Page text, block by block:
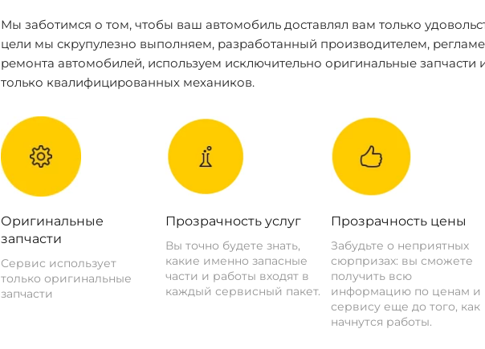
Мы заботимся о том, чтобы ваш автомобиль доставлял вам только
цели мы скрупулезно выполняем, разработанный производителем,
ремонта автомобилей, используем исключительно оригинальные запчасти
только квалифицированных механиков.
Оригинальные
запчасти
Сервис использует
только оригинальные
запчасти
Прозрачность услуг
Вы точно будете знать,
какие именно запасные
части и работы входят в
каждый сервисный пакет.
Прозрачность цены
Забудьте о неприятных
сюрпризах: вы сможете
получить всю
информацию по ценам и
сервису еще до того, как
начнутся работы.